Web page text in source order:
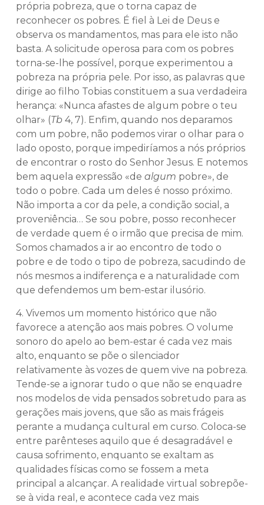
própria pobreza, que o torna capaz de
reconhecer os pobres. É fiel à Lei de Deus e
observa os mandamentos, mas para ele isto não
basta. A solicitude operosa para com os pobres
torna-se-lhe possível, porque experimentou a
pobreza na própria pele. Por isso, as palavras que
dirige ao filho Tobias constituem a sua verdadeira
herança: «Nunca afastes de algum pobre o teu
olhar» (Tb 4, 7). Enfim, quando nos deparamos
com um pobre, não podemos virar o olhar para o
lado oposto, porque impediríamos a nós próprios
de encontrar o rosto do Senhor Jesus. E notemos
bem aquela expressão «de algum pobre», de
todo o pobre. Cada um deles é nosso próximo.
Não importa a cor da pele, a condição social, a
proveniência… Se sou pobre, posso reconhecer
de verdade quem é o irmão que precisa de mim.
Somos chamados a ir ao encontro de todo o
pobre e de todo o tipo de pobreza, sacudindo de
nós mesmos a indiferença e a naturalidade com
que defendemos um bem-estar ilusório.
4. Vivemos um momento histórico que não
favorece a atenção aos mais pobres. O volume
sonoro do apelo ao bem-estar é cada vez mais
alto, enquanto se põe o silenciador
relativamente às vozes de quem vive na pobreza.
Tende-se a ignorar tudo o que não se enquadre
nos modelos de vida pensados sobretudo para as
gerações mais jovens, que são as mais frágeis
perante a mudança cultural em curso. Coloca-se
entre parênteses aquilo que é desagradável e
causa sofrimento, enquanto se exaltam as
qualidades físicas como se fossem a meta
principal a alcançar. A realidade virtual sobrepõe-
se à vida real, e acontece cada vez mais